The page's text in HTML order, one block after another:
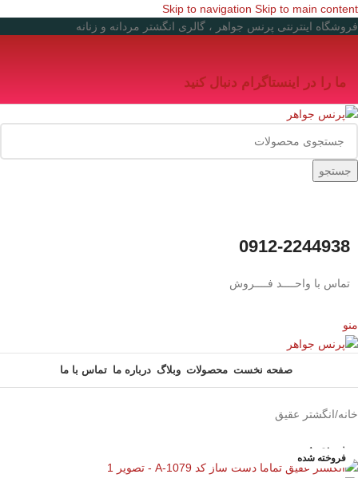
Skip to navigation Skip to main content
فروشگاه اینترنتی پرنس جواهر ، گالری انگشتر مردانه و زنانه
ما را در اینستاگرام دنبال کنید
جستجو
0912-2244938
تماس با واحــــد فــــروش
منو
صفحه نخست محصولات وبلاگ درباره ما تماس با ما
خانه/انگشتر عقیق
فروخته شده
فروخته شده